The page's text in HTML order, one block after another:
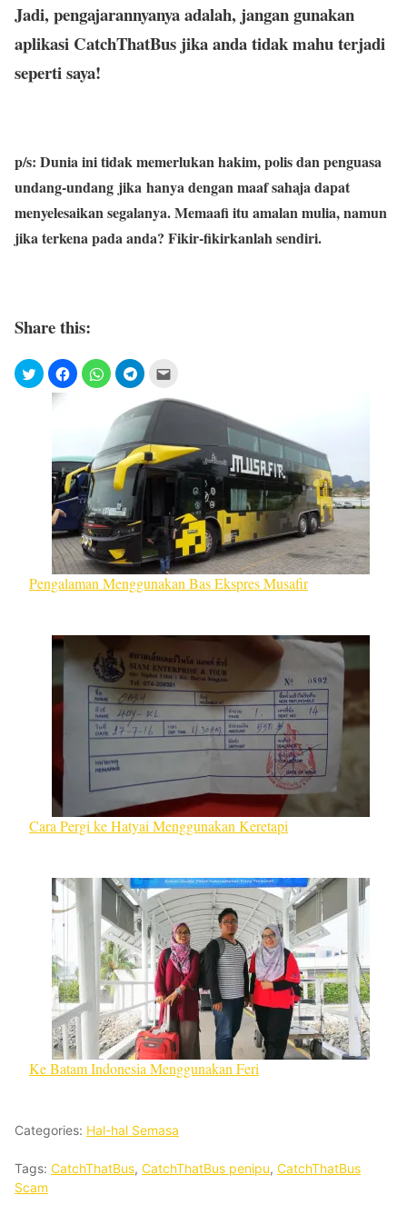
Jadi, pengajarannyanya adalah, jangan gunakan
aplikasi CatchThatBus jika anda tidak mahu terjadi
seperti saya!
p/s: Dunia ini tidak memerlukan hakim, polis dan penguasa
undang-undang jika hanya dengan maaf sahaja dapat
menyelesaikan segalanya. Memaafi itu amalan mulia, namun
jika terkena pada anda? Fikir-fikirkanlah sendiri.
Share this:
Pengalaman Menggunakan Bas Ekspres Musafir
Cara Pergi ke Hatyai Menggunakan Keretapi
Ke Batam Indonesia Menggunakan Feri
Categories: Hal-hal Semasa
Tags: CatchThatBus, CatchThatBus penipu, CatchThatBus
Scam